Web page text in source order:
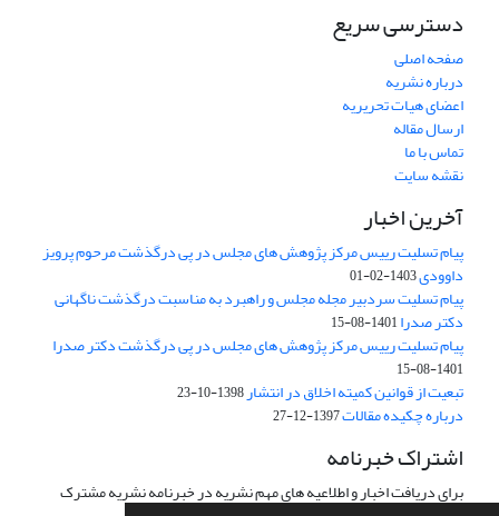
دسترسی سریع
صفحه اصلی
درباره نشریه
اعضای هیات تحریریه
ارسال مقاله
تماس با ما
نقشه سایت
آخرین اخبار
پیام تسلیت رییس مرکز پژوهش های مجلس در پی درگذشت مرحوم پرویز
داوودی1403-02-01
پیام تسلیت سردبیر مجله مجلس و راهبرد به مناسبت درگذشت ناگهانی
دکتر صدرا1401-08-15
پیام تسلیت رییس مرکز پژوهش های مجلس در پی درگذشت دکتر صدرا
1401-08-15
تبعیت از قوانین کمیته اخلاق در انتشار1398-10-23
درباره چکیده مقالات1397-12-27
اشتراک خبرنامه
برای دریافت اخبار و اطلاعیه های مهم نشریه در خبرنامه نشریه مشترک